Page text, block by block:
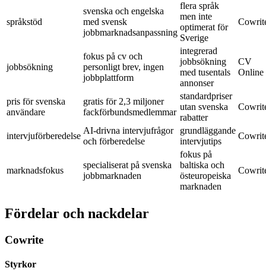
språkstöd
svenska och engelska
med svensk
jobbmarknadsanpassning
flera språk
men inte
optimerat för
Sverige
jobbsökning
fokus på cv och
personligt brev, ingen
jobbplattform
integrerad
jobbsökning
med tusentals
annonser
CV
Online
pris för svenska
användare
gratis för 2,3 miljoner
fackförbundsmedlemmar
standardpriser
utan svenska
rabatter
intervjuförberedelse
AI-drivna intervjufrågor
och förberedelse
grundläggande
intervjutips
marknadsfokus
specialiserat på svenska
jobbmarknaden
fokus på
baltiska och
östeuropeiska
marknaden
Fördelar och nackdelar
Cowrite
Styrkor